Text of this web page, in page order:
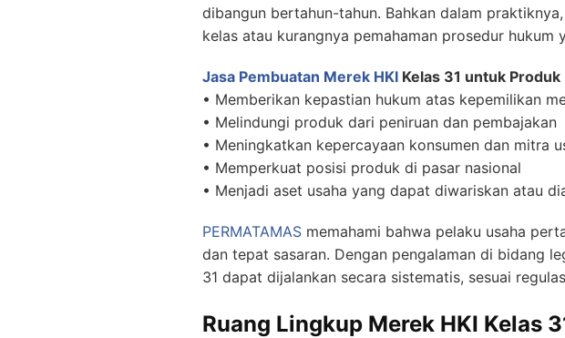
dibangun bertahun-tahun. Bahkan dalam
kelas atau kurangnya pemahaman prosedur hukum
Jasa Pembuatan Merek HKI Kelas 31 untuk
• Memberikan kepastian hukum atas kepemilikan
• Melindungi produk dari peniruan dan pembajakan
• Meningkatkan kepercayaan konsumen dan mitra
• Memperkuat posisi produk di pasar nasional
• Menjadi aset usaha yang dapat diwariskan atau
PERMATAMAS memahami bahwa pelaku usaha
dan tepat sasaran. Dengan pengalaman di bidang
31 dapat dijalankan secara sistematis, sesuai
Ruang Lingkup Merek HKI Kelas